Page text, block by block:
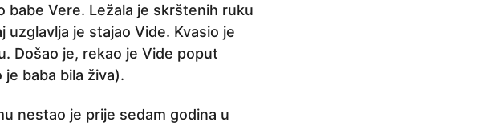
babe Vere. Ležala je skrštenih ruku
je stajao Vide. Kvasio je
Došao je, rekao je Vide poput
baba bila živa).
nestao je prije sedam godina u